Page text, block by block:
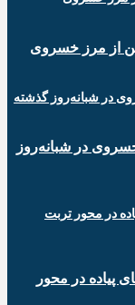
از مرز خسروی
خسروی در شبانه‌روز
پیاده در محور